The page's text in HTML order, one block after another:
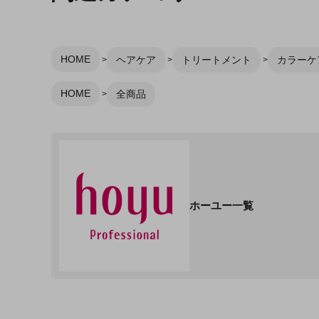
HOME ヘアケア トリートメント カラー
HOME 全商品
ホーユー一覧